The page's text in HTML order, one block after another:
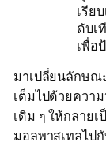
เรีย
ดับเ
เพื่อ
มาเปลี่ยนลักษณ
เต็มไปด้วยควา
เดิม ๆ ให้กลาย
มอลพาสเทลไป